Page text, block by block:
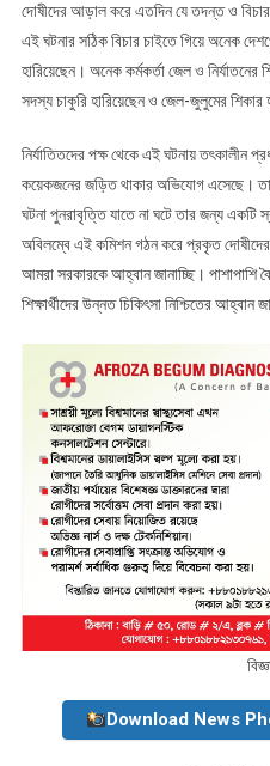
দোষীদের আড়াল করে এতদিন যে তদন্ত ও
এই ঘটনার সঠিক বিচার চাইতে গিয়ে অনেক
হারিয়েছেন। অনেক কর্মকর্তা জেল ও
সদস্য চাকুরি হারিয়েছেন ও জেল-জুলুমের শিকার
নির্যাতিতদের পক্ষ থেকে এই ঘটনায় তৎকালীন
কয়েকজনের জড়িত থাকার অভিযোগ এসেছে।
ঘটনা পুনরাবৃত্তি যাতে না ঘটে তার জন্য
অবিলম্বে এই কমিশন গঠন করে প্রকৃত
আমরা সরকারকে আহ্বান জানাচ্ছি। পাশাপাশি
শিক্ষার্থীদের উন্নত চিকিৎসা নিশ্চিতের আহ্বান
Download News